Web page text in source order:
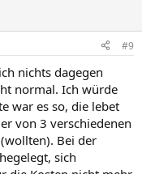
#9
nichts dagegen
normal. Ich würde
war es so, die lebet
von 3 verschiedenen
Bei der
sich